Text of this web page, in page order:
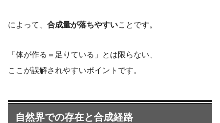
によって、 合成量が落ちやすいことです。
「体が作る＝足りている」とは限らない、
ここが誤解されやすいポイントです。
自然界での存在と合成経路